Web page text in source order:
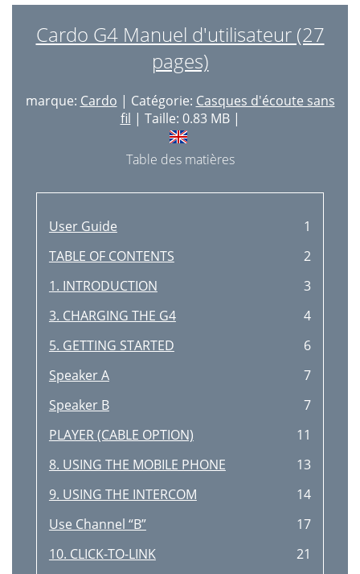
Cardo G4 Manuel d'utilisateur (27
pages)
marque: Cardo | Catégorie: Casques d'écoute sans
fil | Taille: 0.83 MB |
Table des matières
User Guide
1
TABLE OF CONTENTS
2
1. INTRODUCTION
3
3. CHARGING THE G4
4
5. GETTING STARTED
6
Speaker A
7
Speaker B
7
PLAYER (CABLE OPTION)
11
8. USING THE MOBILE PHONE
13
9. USING THE INTERCOM
14
Use Channel “B”
17
10. CLICK-TO-LINK
21